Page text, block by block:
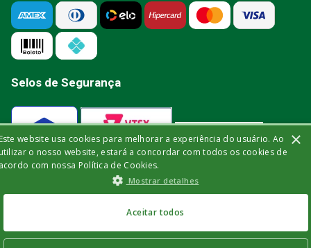
Selos de Segurança
Verificada por ×
website usa cookies para melhorar a experiência do usuário. Ao
o nosso website, estará a concordar com todos os cookies de
com nossa Política de Cookies.
Mostrar detalhes
Aceitar todos